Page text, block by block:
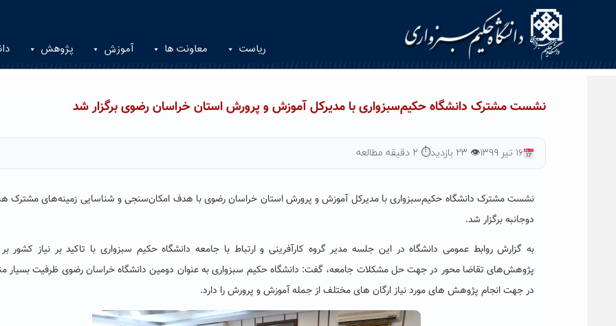
ریاست معاونت ها آموزش پژوهش
نشست مشترک دانشگاه‌ حکیم‌سبزواری با مدیرکل آموزش و پرورش استان خراسان رضوی برگزار شد
۱۶ تیر ۱۳۹۹ 👁 ۲۳ بازدید ⏱ ۲ دقیقه مطالعه
نشست مشترک دانشگاه‌ حکیم‌سبزواری با مدیرکل آموزش و پرورش استان خراسان رضوی با هدف امکان‌سنجی و شناسایی زمینه‌های مشترک
دوجانبه برگزار شد.
به گزارش روابط عمومی دانشگاه در این جلسه مدیر گروه کارآفرینی و ارتباط با جامعه دانشگاه حکیم سبزواری با تاکید بر نیاز کشور بر
پژوهش‌های تقاضا محور در جهت حل مشکلات جامعه، گفت: دانشگاه حکیم سبزواری به عنوان دومین دانشگاه خراسان رضوی ظرفیت بسیار
در جهت انجام پژوهش های مورد نیاز ارگان های مختلف از جمله آموزش و پرورش را دارد.